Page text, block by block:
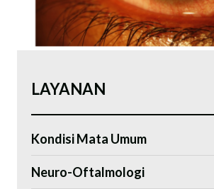
LAYANAN
Kondisi Mata Umum
Neuro-Oftalmologi